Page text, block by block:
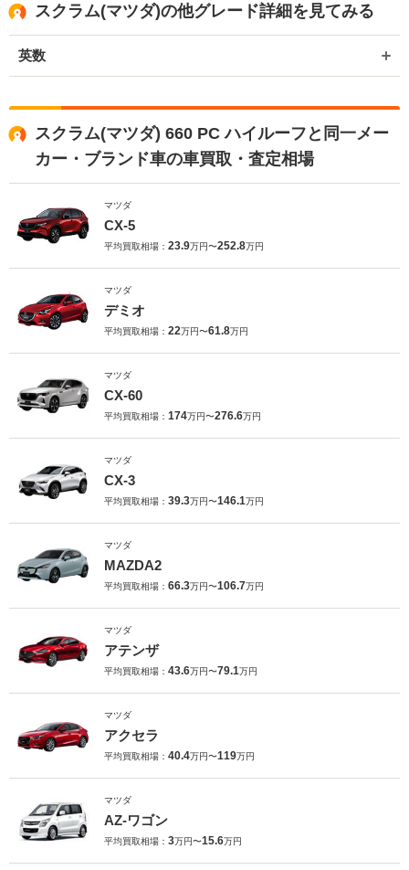
スクラム(マツダ)の他グレード詳細を見てみる
英数
スクラム(マツダ) 660 PC ハイルーフと同一メー
カー・ブランド車の車買取・査定相場
マツダ
CX-5
平均買取相場： 23.9万円〜252.8万円
マツダ
デミオ
平均買取相場： 22万円〜61.8万円
マツダ
CX-60
平均買取相場： 174万円〜276.6万円
マツダ
CX-3
平均買取相場： 39.3万円〜146.1万円
マツダ
MAZDA2
平均買取相場： 66.3万円〜106.7万円
マツダ
アテンザ
平均買取相場： 43.6万円〜79.1万円
マツダ
アクセラ
平均買取相場： 40.4万円〜119万円
マツダ
AZ-ワゴン
平均買取相場： 3万円〜15.6万円